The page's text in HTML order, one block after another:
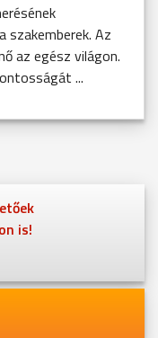
Az
az egész világon.
...
is!